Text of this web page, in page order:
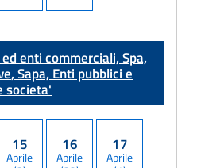
enti commerciali, Spa,
, Sapa, Enti pubblici e
societa'
15
Aprile
16
Aprile
17
Aprile